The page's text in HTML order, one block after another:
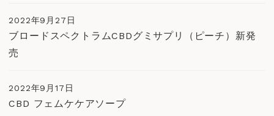
ブロードスペクトラムCBDグミサプリ（ピーチ）新発
売
2022年9月27日
CBD フェムケケアソープ
2022年9月17日